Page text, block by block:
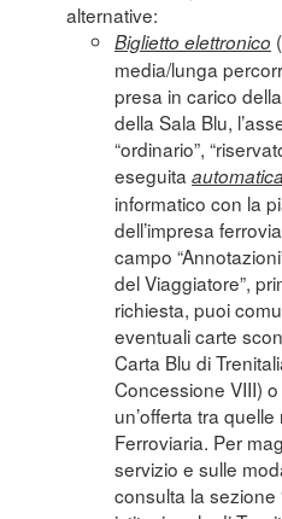
alternative:
Biglietto elettronico
media/lunga
presa in carico
della Sala Blu,
“ordinario”,
eseguita
informatico con la
dell’impresa
campo
del Viaggiatore”,
richiesta, puoi
eventuali carte
Carta Blu di
Concessione VIII)
un’offerta tra
Ferroviaria. Per
servizio e sulle
consulta la sezione